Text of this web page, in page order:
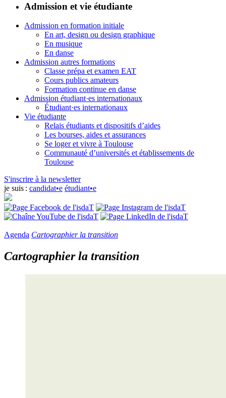
Admission et vie étudiante
Admission en formation initiale
En art, design ou design graphique
En musique
En danse
Admission autres formations
Classe prépa et examen EAT
Cours publics amateurs
Formation continue en danse
Admission étudiant·es internationaux
Étudiant·es internationaux
Vie étudiante
Relais étudiants et dispositifs d’aides
Les bourses, aides et assurances
Se loger et vivre à Toulouse
Communauté d’universités et établissements de
Toulouse
S'inscrire à la newsletter
je suis : candidat•e étudiant•e
Agenda Cartographier la transition
Cartographier la transition